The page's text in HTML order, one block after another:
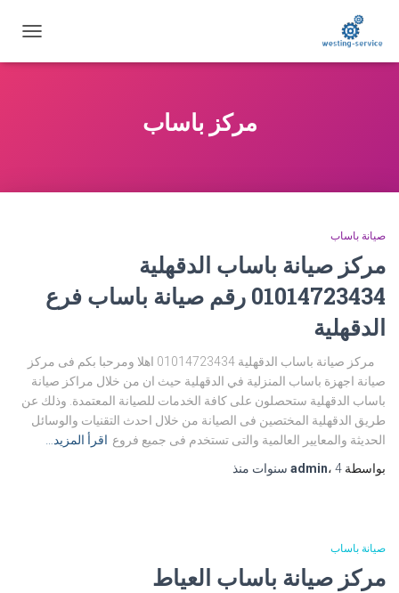
التنقل
مركز باساب
صيانة باساب
مركز صيانة باساب الدقهلية
01014723434 رقم صيانة باساب فرع
الدقهلية
مركز صيانة باساب الدقهلية 01014723434 اهلا ومرحبا بكم فى مركز
صيانة اجهزة باساب المنزلية في الدقهلية حيث ان من خلال مراكز صيانة
باساب الدقهلية ستحصلون على كافة الخدمات للصيانة المعتمدة. وذلك عن
طريق الدقهلية المختصين فى الصيانة من خلال احدث التقنيات والوسائل
الحديثة والمعايير العالمية والتى تستخدم فى جميع فروع اقرأ المزيد…
بواسطة
admin، 4 سنوات منذ
صيانة باساب
مركز صيانة باساب العياط